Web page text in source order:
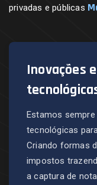
privadas e públicas
Inovações
Estamos
tecnológicas
Criando formas
impostos
a captura de